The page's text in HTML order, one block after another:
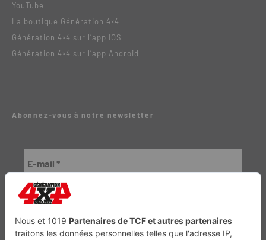
YouTube
La boutique Génération 4×4
Génération 4×4 sur l’app IOS
Génération 4×4 sur l’app Android
Abonnez-vous à notre newsletter